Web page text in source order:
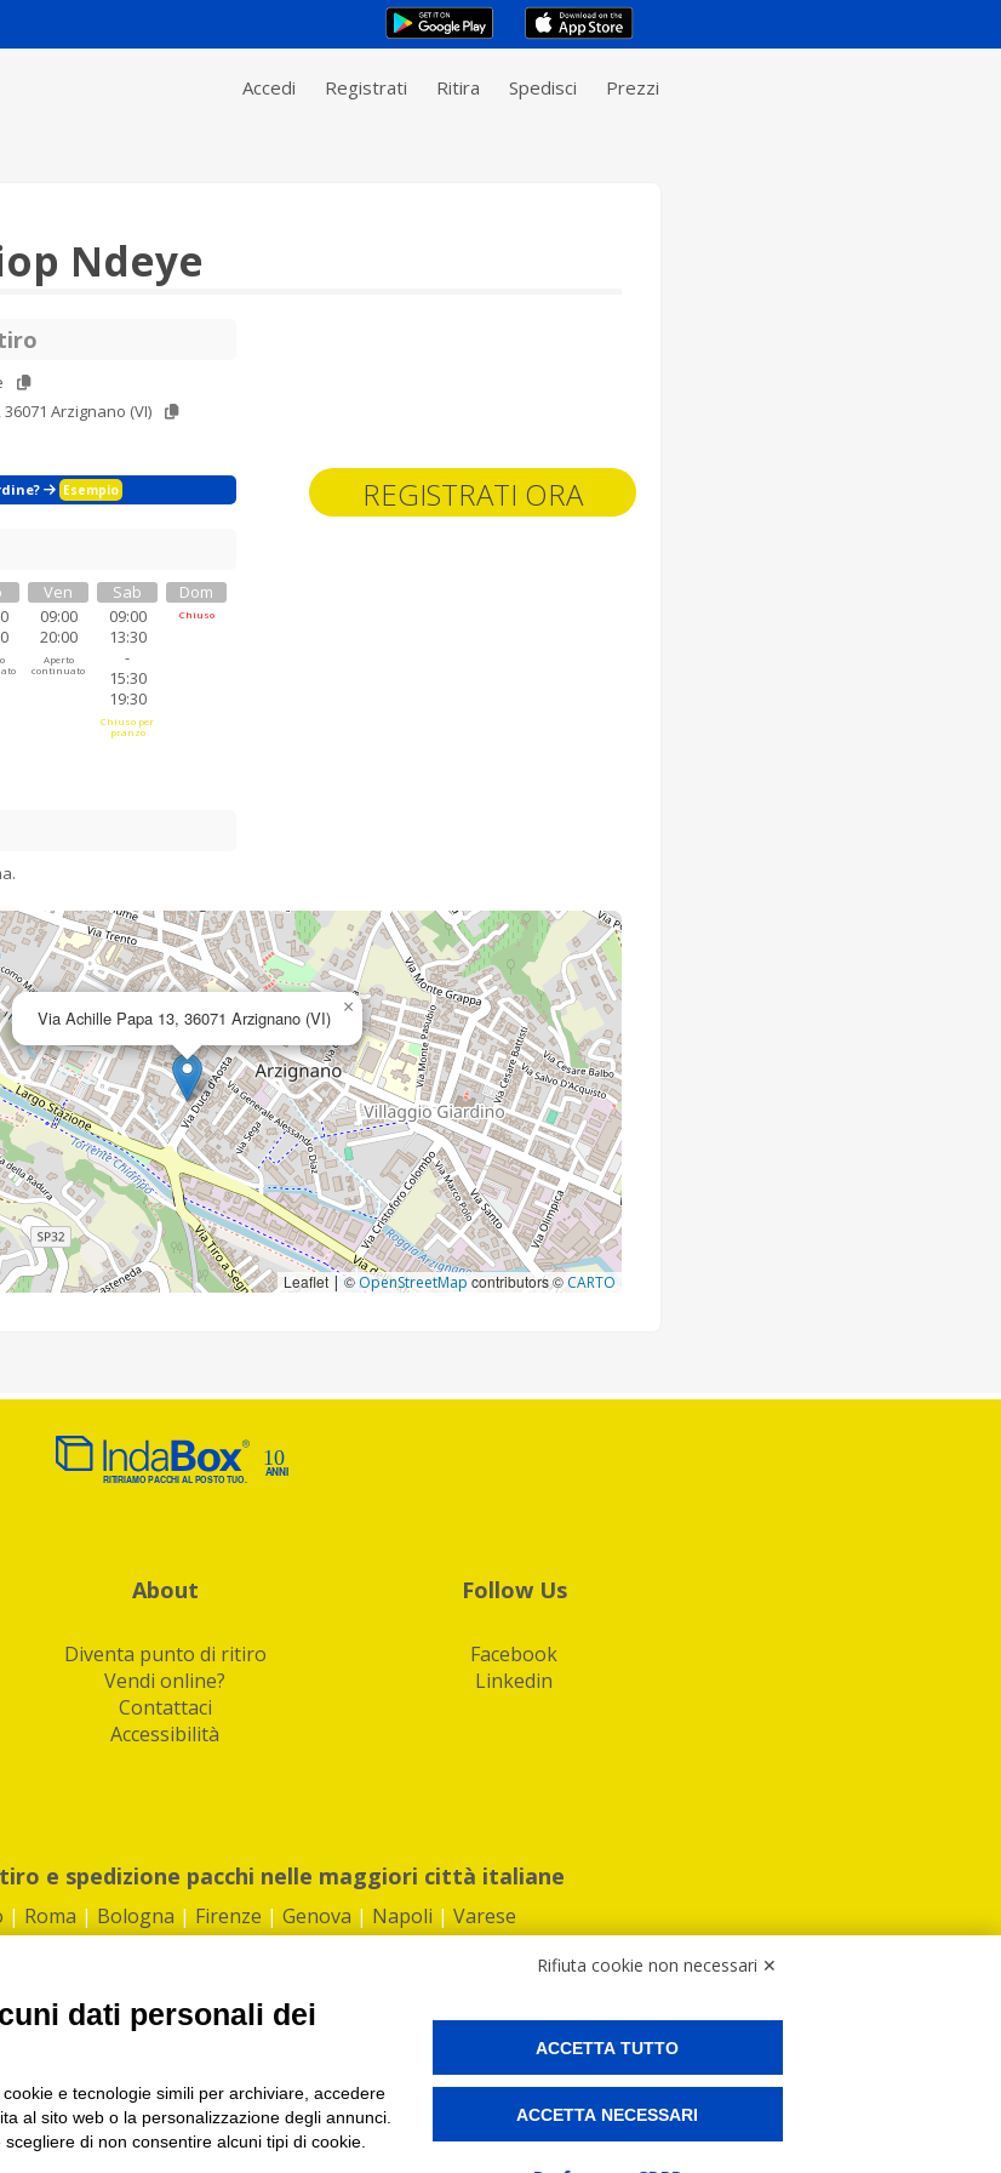
Accedi Registrati Ritira Spedisci Prezzi
REGISTRATI ORA
Ndeye
Arzignano (VI)
Esempio
Ven
09:00
20:00
Aperto
continuato
Sab
09:00
13:30
-
15:30
19:30
Chiuso per
pranzo
Dom
Chiuso
Via Achille Papa 13, 36071 Arzignano (VI) ×
Leaflet | ©OpenStreetMapcontributors © CARTO
About
Diventa punto di ritiro
Vendi online?
Contattaci
Accessibilità
Follow Us
Facebook
Linkedin
e spedizione pacchi nelle maggiori città italiane
| Roma | Bologna | Firenze | Genova | Napoli | Varese
RM 1494760 | Cap.Soc.: 50.000€ |Whistleblowing|Privacy|Preferenze Cookies
Bar, Tabaccai, Edicole e Kipoint per ritirare i tuoi acquisti online e spedire i tuoi pacchi.
Rifiuta cookie non necessari ✕
dati personali dei
e tecnologie simili per archiviare, accedere
al sito web o la personalizzazione degli annunci.
di non consentire alcuni tipi di cookie.
ACCETTA TUTTO
ACCETTA NECESSARI